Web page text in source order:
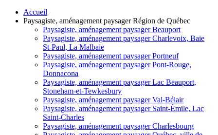
Accueil
Paysagiste, aménagement paysager Région de Québec
Paysagiste, aménagement paysager Beauport
Paysagiste, aménagement paysager Charlevoix, Baie
St-Paul, La Malbaie
Paysagiste, aménagement paysager Portneuf
Paysagiste, aménagement paysager Pont-Rouge,
Donnacona
Paysagiste, aménagement paysager Lac Beauport,
Stoneham-et-Tewkesbury
Paysagiste, aménagement paysager Val-Bélair
Paysagiste, aménagement paysager Saint-Émile, Lac
Saint-Charles
Paysagiste, aménagement paysager Charlesbourg